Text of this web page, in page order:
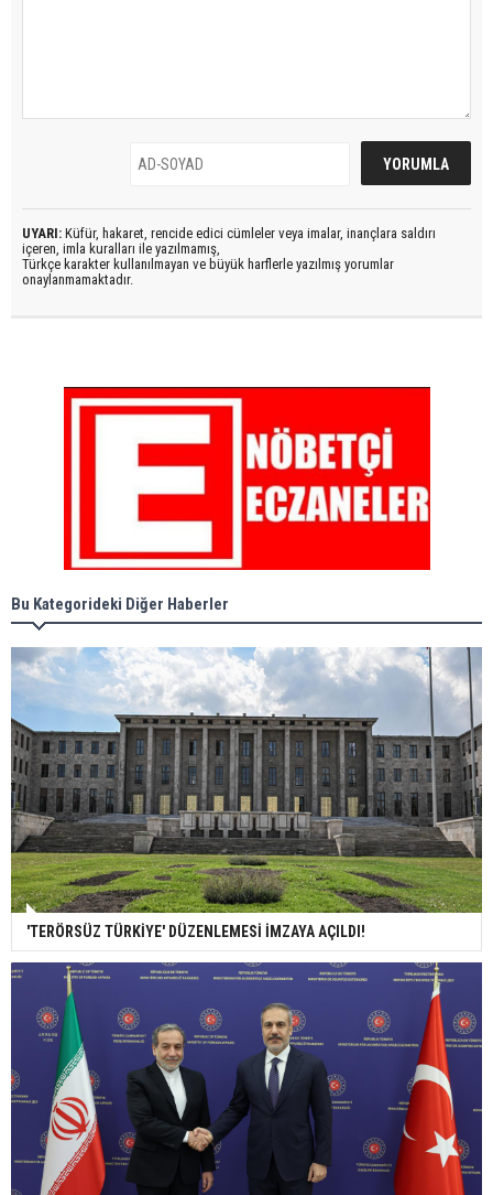
UYARI: Küfür, hakaret, rencide edici cümleler veya imalar, inançlara saldırı
içeren, imla kuralları ile yazılmamış,
Türkçe karakter kullanılmayan ve büyük harflerle yazılmış yorumlar
onaylanmamaktadır.
Bu Kategorideki Diğer Haberler
'TERÖRSÜZ TÜRKİYE' DÜZENLEMESİ İMZAYA AÇILDI!